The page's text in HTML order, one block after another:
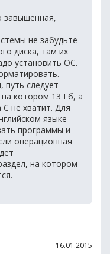
завышенная,
не забудьте
диска, там их
установить ОС.
путь следует
котором 13 Гб, а
С не хватит. Для
языке
программы и
операционная
на котором
16.01.2015